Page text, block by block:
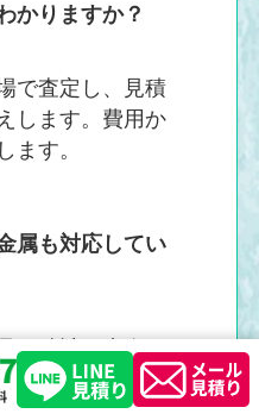
かりますか？
で査定し、見積
します。費用か
ます。
属も対応してい
・時計・貴金
専門査定士が適
します。